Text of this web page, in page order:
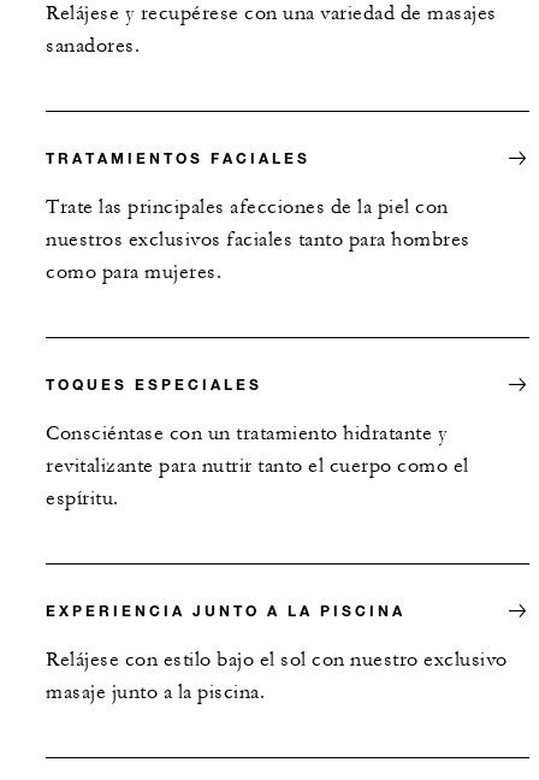
Relájese y recupérese con una variedad de masajes
sanadores.
TRATAMIENTOS FACIALES
Trate las principales afecciones de la piel con
nuestros exclusivos faciales tanto para hombres
como para mujeres.
TOQUES ESPECIALES
Consciéntase con un tratamiento hidratante y
revitalizante para nutrir tanto el cuerpo como el
espíritu.
EXPERIENCIA JUNTO A LA PISCINA
Relájese con estilo bajo el sol con nuestro exclusivo
masaje junto a la piscina.